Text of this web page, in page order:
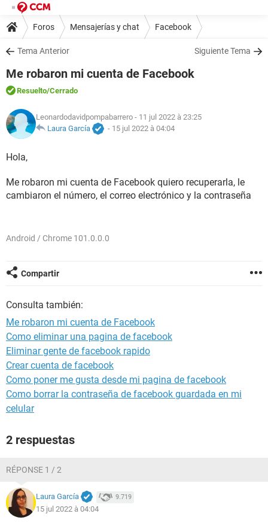
Foros Mensajerías y chat Facebook
Tema Anterior Siguiente Tema
Me robaron mi cuenta de Facebook
Resuelto/Cerrado
Leonardodavidpompabarrero - 11 jul 2022 à 23:25
Laura García
- 15 jul 2022 à 04:04
Hola,
Me robaron mi cuenta de Facebook quiero recuperarla, le
cambiaron el número, el correo electrónico y la contraseña
Android / Chrome 101.0.0.0
Compartir
Consulta también:
Me robaron mi cuenta de Facebook
Como eliminar una pagina de facebook
Eliminar gente de facebook rapido
Crear cuenta de facebook
Como poner me gusta desde mi pagina de facebook
Como borrar la contraseña de facebook guardada en mi
celular
2 respuestas
RÉPONSE 1 / 2
Laura García 9.719
15 jul 2022 à 04:04